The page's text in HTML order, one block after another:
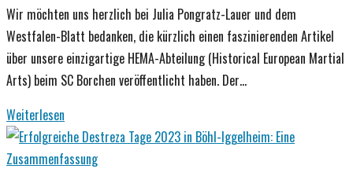
Wombats
und
dem
SC
Wir möchten uns herzlich bei Julia Pongratz-Lauer und dem
Westfalen-Blatt bedanken, die kürzlich einen faszinierenden Artikel
über unsere einzigartige HEMA-Abteilung (Historical European Martial
Arts) beim SC Borchen veröffentlicht haben. Der…
Weiterlesen
beim
SC